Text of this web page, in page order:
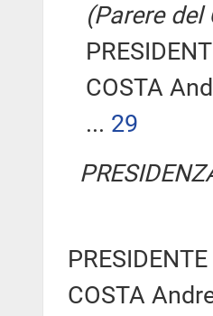
(Parere del
COSTA
... 29
COSTA